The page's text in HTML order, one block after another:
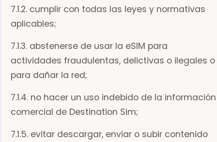
7.1.2. cumplir con todas las leyes y normativas
aplicables;
7.1.3. abstenerse de usar la eSIM para
actividades fraudulentas, delictivas o ilegales o
para dañar la red;
7.1.4. no hacer un uso indebido de la información
comercial de Destination Sim;
7.1.5. evitar descargar, enviar o subir contenido